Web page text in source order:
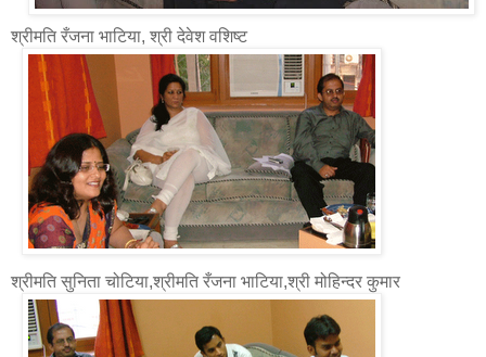
श्रीमति रँजना भाटिया, श्री देवेश वशिष्ट
श्रीमति सुनिता चोटिया,श्रीमति रँजना भाटिया,श्री मोहिन्दर कुमार